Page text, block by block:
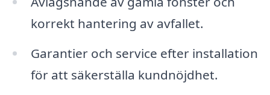
korrekt hantering av avfallet.
Garantier och service efter installation
för att säkerställa kundnöjdhet.